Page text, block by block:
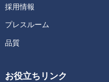
採用情報
プレスルーム
品質
お役立ちリンク